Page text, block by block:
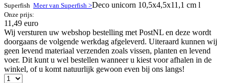
Superfish Meer van Superfish >Deco unicorn 10,5x4,5x11,1 cm l
Onze prijs:
11,49 euro
Wij versturen uw webshop bestelling met PostNL en deze wordt
doorgaans de volgende werkdag afgeleverd. Uiteraard kunnen wij
geen levend materiaal verzenden zoals vissen, planten en levend
voer. Dit kunt u wel bestellen wanneer u kiest voor afhalen in de
winkel, of u komt natuurlijk gewoon even bij ons langs!